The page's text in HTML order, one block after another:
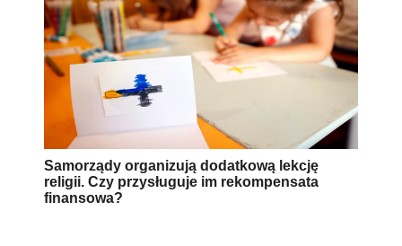
Samorządy organizują dodatkową lekcję
religii. Czy przysługuje im rekompensata
finansowa?